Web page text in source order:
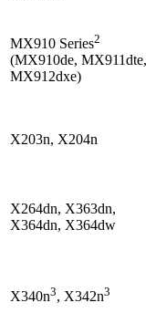
MX910 Series2
(MX910de, MX911dte,
MX912dxe)
X203n, X204n
X264dn, X363dn,
X364dn, X364dw
X340n3, X342n3